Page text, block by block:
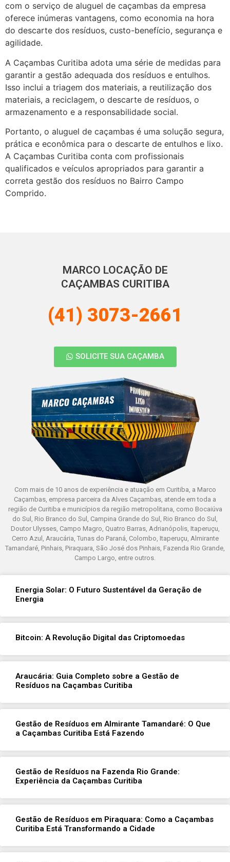
com o serviço de aluguel de caçambas da empresa
oferece inúmeras vantagens, como economia na hora
do descarte dos resíduos, custo-benefício, segurança e
agilidade.
A Caçambas Curitiba adota uma série de medidas para
garantir a gestão adequada dos resíduos e entulhos.
Isso inclui a triagem dos materiais, a reutilização dos
materiais, a reciclagem, o descarte de resíduos, o
armazenamento e a responsabilidade social.
Portanto, o aluguel de caçambas é uma solução segura,
prática e econômica para o descarte de entulhos e lixo.
A Caçambas Curitiba conta com profissionais
qualificados e veículos apropriados para garantir a
correta gestão dos resíduos no Bairro Campo
Comprido.
MARCO LOCAÇÃO DE
CAÇAMBAS CURITIBA
(41) 3073-2661
SOLICITE SUA CAÇAMBA
Com mais de 10 anos de experiência e atuação em Curitiba, a Marco
Caçambas, empresa parceira da Alves Caçambas, atende em toda a
região de Curitiba e municípios da região metropolitana, como Bocaiúva
do Sul, Rio Branco do Sul, Campina Grande do Sul, Rio Branco do Sul,
Doutor Ulysses, Campo Magro, Quatro Barras, Adrianópolis, Itaperuçu,
Cerro Azul, Araucária, Tunas do Paraná, Colombo, Itaperuçu, Almirante
Tamandaré, Pinhais, Piraquara, São José dos Pinhais, Fazenda Rio Grande,
Campo Largo, entre outros.
Energia Solar: O Futuro Sustentável da Geração de
Energia
Bitcoin: A Revolução Digital das Criptomoedas
Araucária: Guia Completo sobre a Gestão de
Resíduos na Caçambas Curitiba
Gestão de Resíduos em Almirante Tamandaré: O Que
a Caçambas Curitiba Está Fazendo
Gestão de Resíduos na Fazenda Rio Grande:
Experiência da Caçambas Curitiba
Gestão de Resíduos em Piraquara: Como a Caçambas
Curitiba Está Transformando a Cidade